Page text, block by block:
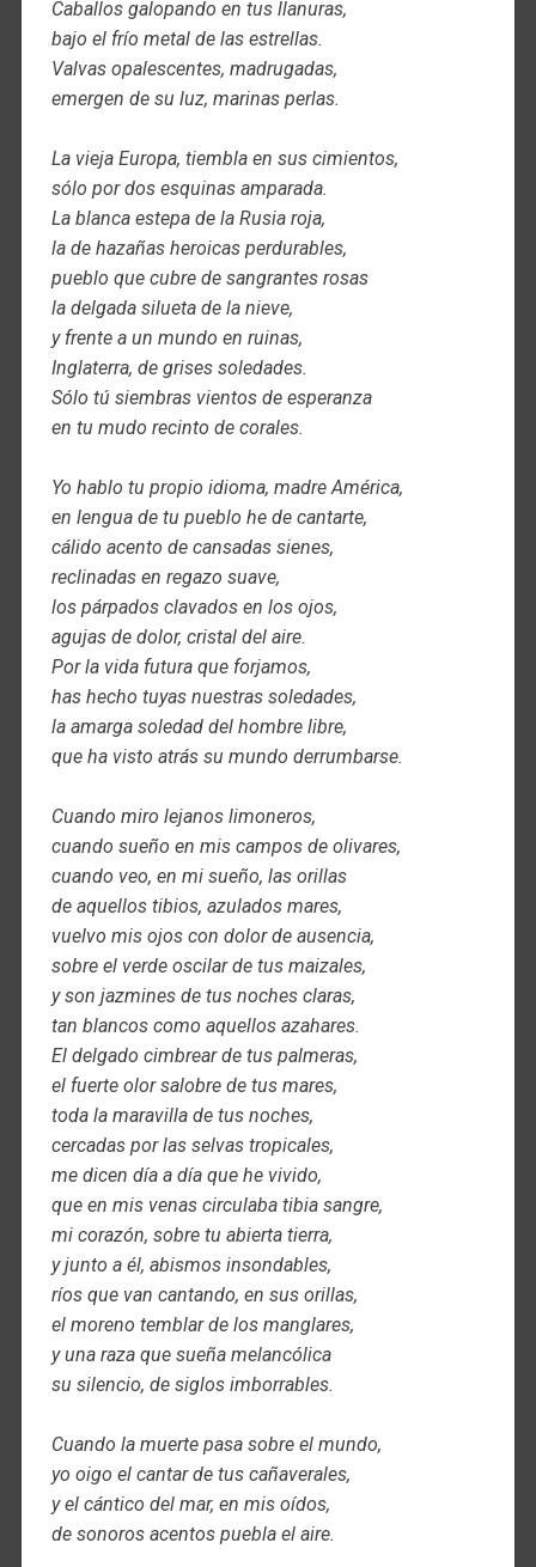
Caballos galopando en tus llanuras,
bajo el frío metal de las estrellas.
Valvas opalescentes, madrugadas,
emergen de su luz, marinas perlas.
La vieja Europa, tiembla en sus cimientos,
sólo por dos esquinas amparada.
La blanca estepa de la Rusia roja,
la de hazañas heroicas perdurables,
pueblo que cubre de sangrantes rosas
la delgada silueta de la nieve,
y frente a un mundo en ruinas,
Inglaterra, de grises soledades.
Sólo tú siembras vientos de esperanza
en tu mudo recinto de corales.
Yo hablo tu propio idioma, madre América,
en lengua de tu pueblo he de cantarte,
cálido acento de cansadas sienes,
reclinadas en regazo suave,
los párpados clavados en los ojos,
agujas de dolor, cristal del aire.
Por la vida futura que forjamos,
has hecho tuyas nuestras soledades,
la amarga soledad del hombre libre,
que ha visto atrás su mundo derrumbarse.
Cuando miro lejanos limoneros,
cuando sueño en mis campos de olivares,
cuando veo, en mi sueño, las orillas
de aquellos tibios, azulados mares,
vuelvo mis ojos con dolor de ausencia,
sobre el verde oscilar de tus maizales,
y son jazmines de tus noches claras,
tan blancos como aquellos azahares.
El delgado cimbrear de tus palmeras,
el fuerte olor salobre de tus mares,
toda la maravilla de tus noches,
cercadas por las selvas tropicales,
me dicen día a día que he vivido,
que en mis venas circulaba tibia sangre,
mi corazón, sobre tu abierta tierra,
y junto a él, abismos insondables,
ríos que van cantando, en sus orillas,
el moreno temblar de los manglares,
y una raza que sueña melancólica
su silencio, de siglos imborrables.
Cuando la muerte pasa sobre el mundo,
yo oigo el cantar de tus cañaverales,
y el cántico del mar, en mis oídos,
de sonoros acentos puebla el aire.